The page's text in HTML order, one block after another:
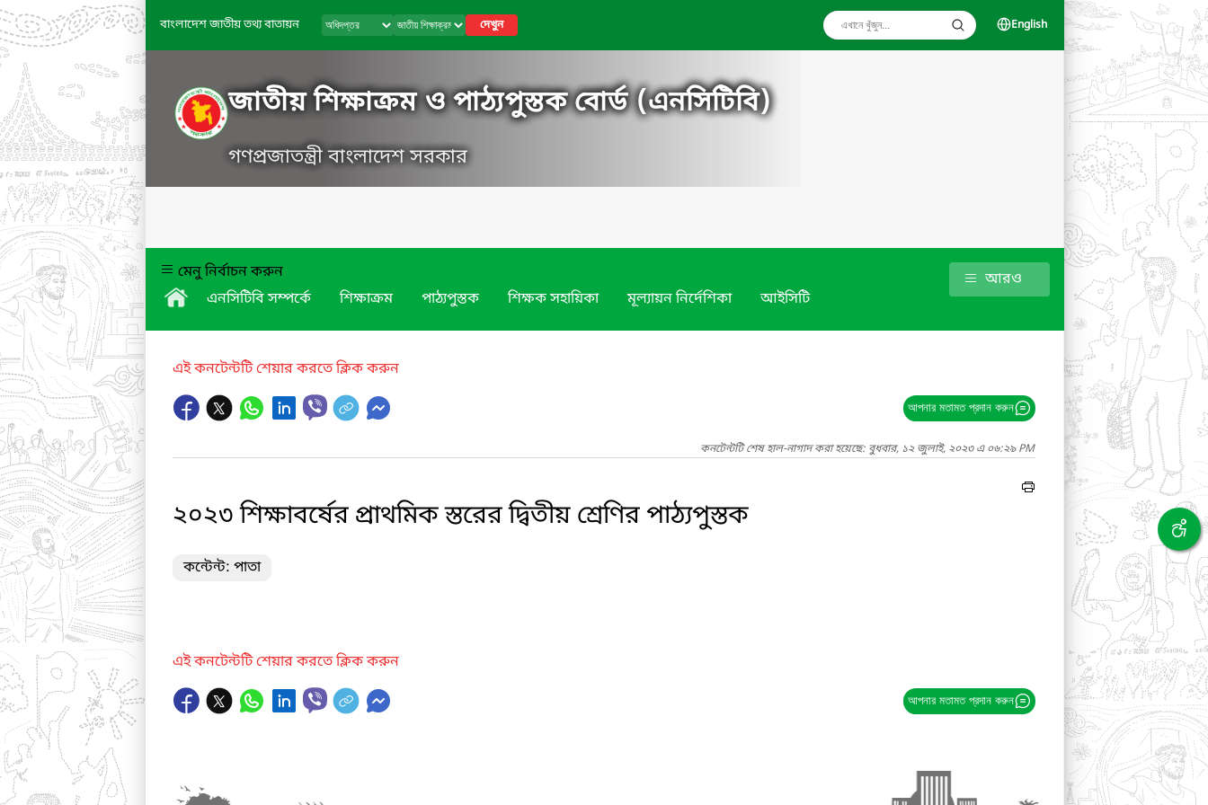
বাংলাদেশ জাতীয় তথ্য বাতায়ন দেখুন English
জাতীয় শিক্ষাক্রম ও পাঠ্যপুস্তক বোর্ড (এনসিটিবি)
গণপ্রজাতন্ত্রী বাংলাদেশ সরকার
মেনু নির্বাচন করুন
এনসিটিবি সম্পর্কে
শিক্ষাক্রম পাঠ্যপুস্তক শিক্ষক সহায়িকা মূল্যায়ন নির্দেশিকা আইসিটি
আরও
এই কনটেন্টটি শেয়ার করতে ক্লিক করুন
আপনার মতামত প্রদান করুন
কনটেন্টটি শেষ হাল-নাগাদ করা হয়েছে: বুধবার, ১২ জুলাই, ২০২৩ এ ০৬:২৯ PM
২০২৩ শিক্ষাবর্ষের প্রাথমিক স্তরের দ্বিতীয় শ্রেণির পাঠ্যপুস্তক
কন্টেন্ট: পাতা
এই কনটেন্টটি শেয়ার করতে ক্লিক করুন
আপনার মতামত প্রদান করুন